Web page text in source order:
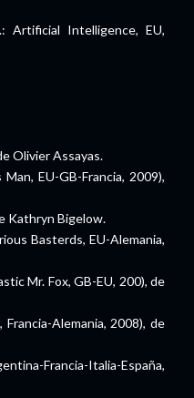
Artificial Intelligence, EU,
Olivier Assayas.
Man, EU-GB-Francia, 2009),
Kathryn Bigelow.
Basterds, EU-Alemania,
Mr. Fox, GB-EU, 200), de
Francia-Alemania, 2008), de
Francia-Italia-España,